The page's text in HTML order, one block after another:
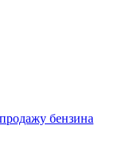
бензина